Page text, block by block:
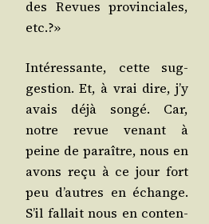
des Revues pro­vin­ciales,
etc.?»
Inté­res­sante, cette sug­
ges­tion. Et, à vrai dire, j’y
avais déjà son­gé. Car,
notre revue venant à
peine de paraître, nous en
avons reçu à ce jour fort
peu d’autres en échange.
S’il fal­lait nous en conten­